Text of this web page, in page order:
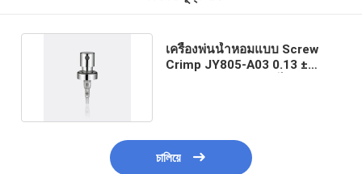
เครื่องพ่นน้ำหอมแบบ Screw
Crimp JY805-A03 0.13 ±
চালিয়ে